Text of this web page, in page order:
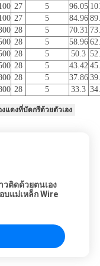
27 5 96.05
27 5 84.96
28 5 70.31
28 5 58.96
28 5 50.3
28 5 43.42
28 5 37.86
28 5 33.3
แดงที่บัดกรีด้วยตัวเอง
วติดด้วยตนเอง
บแม่เหล็ก Wire